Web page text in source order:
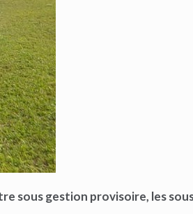
sous gestion provisoire, les